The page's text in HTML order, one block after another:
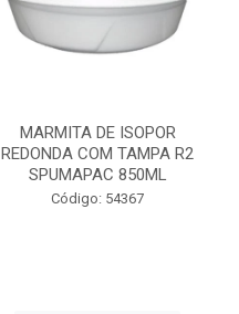
MARMITA DE ISOPOR
REDONDA COM TAMPA R2
SPUMAPAC 850ML
Código: 54367